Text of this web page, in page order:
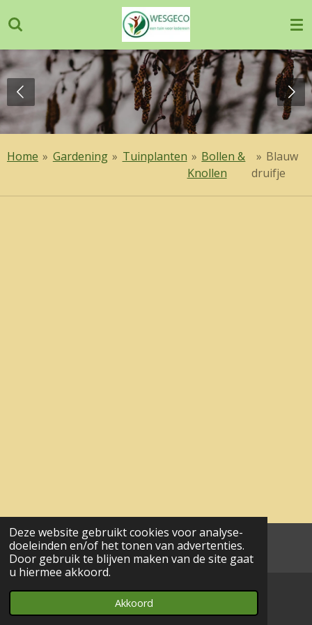
Deze website gebruikt cookies voor analyse-
doeleinden en/of het tonen van advertenties.
Door gebruik te blijven maken van de site gaat
u hiermee akkoord.
Akkoord
direct
naar
de
hoofdinhoud
Home » Gardening » Tuinplanten » Bollen &
Knollen
» Blauw
druifje
aa© 2017 - 2024 wesgeco
E-mailadres